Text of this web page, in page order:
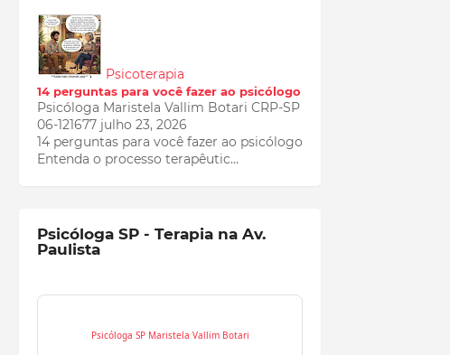
Psicoterapia
14 perguntas para você fazer ao psicólogo
Psicóloga Maristela Vallim Botari CRP-SP
06-121677 julho 23, 2026
14 perguntas para você fazer ao psicólogo
Entenda o processo terapêutic…
Psicóloga SP - Terapia na Av.
Paulista
Psicóloga SP Maristela Vallim Botari